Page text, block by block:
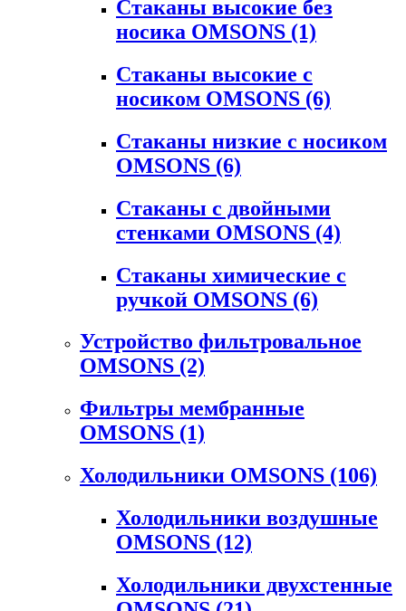
Стаканы высокие без
носика OMSONS (1)
Стаканы высокие с
носиком OMSONS (6)
Стаканы низкие с носиком
OMSONS (6)
Стаканы с двойными
стенками OMSONS (4)
Стаканы химические с
ручкой OMSONS (6)
Устройство фильтровальное
OMSONS (2)
Фильтры мембранные
OMSONS (1)
Холодильники OMSONS (106)
Холодильники воздушные
OMSONS (12)
Холодильники двухстенные